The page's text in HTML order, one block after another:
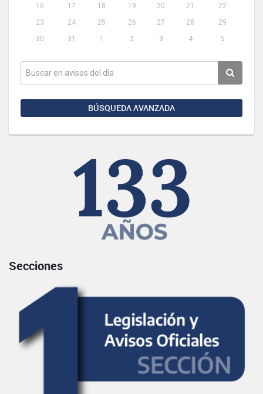
16
17 18 19 20 21
22
23
24 25 26 27 28
29
30
31 1 2 3 4 5
BÚSQUEDA AVANZADA
Secciones